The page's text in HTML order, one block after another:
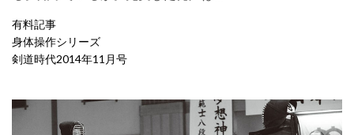
有料記事
身体操作シリーズ
剣道時代2014年11月号